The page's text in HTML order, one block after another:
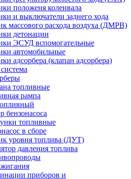
положеня коленвала
и выключатели заднего хода
массового расхода воздуха (ДМРВ)
детонации
ЭСУД вспомогательные
автомобильные
адсорбера (клапан адсорбера)
топливные
рампа
бензонасоса
топливные
в сборе
уровня топлива (ДУТ)
давления топлива
приборов и